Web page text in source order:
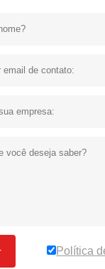
Política